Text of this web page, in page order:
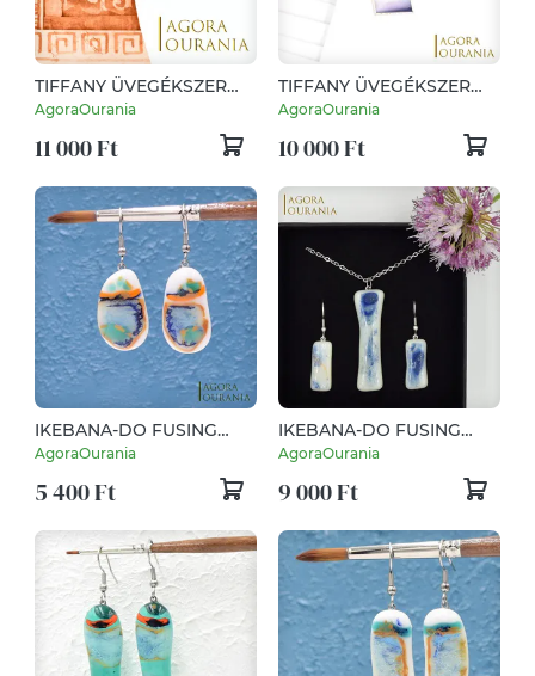
TIFFANY ÜVEGÉKSZER
NO. 913 MINIMAL ART
DESIGN
AgoraOurania
11 000 Ft
TIFFANY ÜVEGÉKSZER
NO. 185 MINIMAL ART
DESIGN
AgoraOurania
10 000 Ft
IKEBANA-DO FUSING
ÜVEGÉKSZER NO. 83
AgoraOurania
5 400 Ft
IKEBANA-DO FUSING
ÜVEGÉKSZER NO. 23
AgoraOurania
9 000 Ft